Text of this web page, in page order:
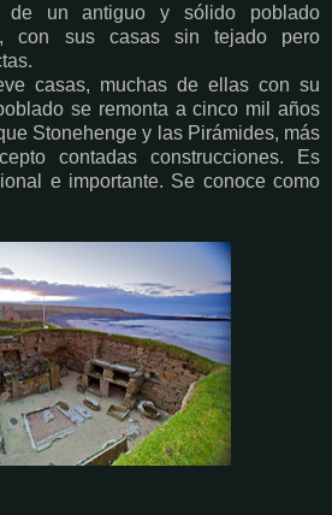
de un antiguo y sólido poblado
con sus casas sin tejado pero
casas, muchas de ellas con su
se remonta a cinco mil años
Stonehenge y las Pirámides, más
contadas construcciones. Es
e importante. Se conoce como